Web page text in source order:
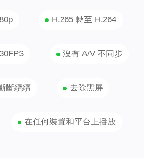
H.265 轉至 H.264
沒有 A/V 不同步
斷續續 去除黑屏
在任何裝置和平台上播放